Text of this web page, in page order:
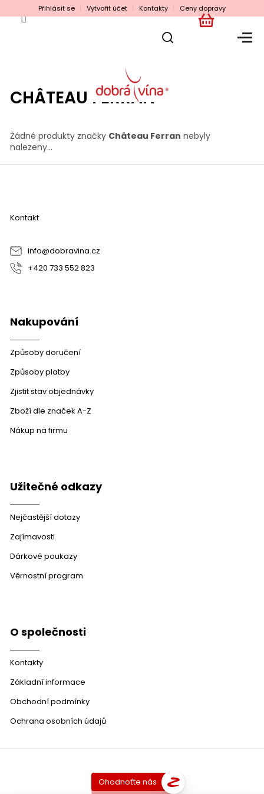
na
Přihlásit se Vytvořit účet Kontakty Ceny dopravy
NÁKUPNÍ
CHÂTEAU FERRAN
Žádné produkty značky Château Ferran nebyly
nalezeny...
Z
Kontakt
info@dobravina.cz
+420 733 552 823
Nakupování
Způsoby doručení
Způsoby platby
Zjistit stav objednávky
Zboží dle značek A-Z
Nákup na firmu
Užitečné odkazy
Nejčastější dotazy
Zajímavosti
Dárkové poukazy
Věrnostní program
O společnosti
Kontakty
Základní informace
Obchodní podmínky
Ochrana osobních údajů
Ohodnoťte nás